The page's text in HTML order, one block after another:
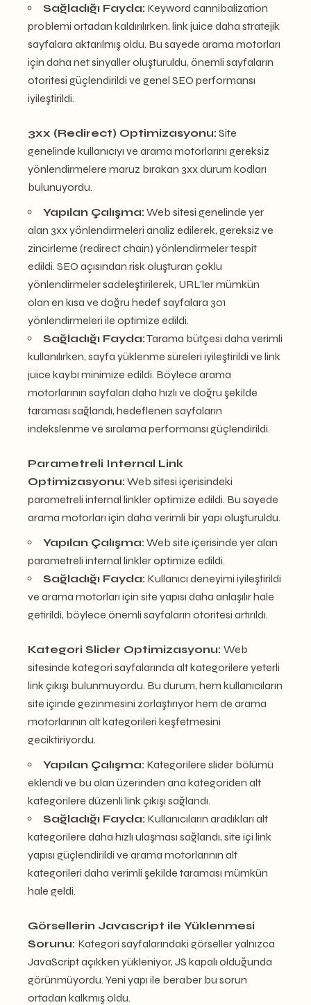
Sağladığı Fayda: Keyword cannibalization
problemi ortadan kaldırılırken, link juice daha stratejik
sayfalara aktarılmış oldu. Bu sayede arama motorları
için daha net sinyaller oluşturuldu, önemli sayfaların
otoritesi güçlendirildi ve genel SEO performansı
iyileştirildi.
3xx (Redirect) Optimizasyonu: Site
genelinde kullanıcıyı ve arama motorlarını gereksiz
yönlendirmelere maruz bırakan 3xx durum kodları
bulunuyordu.
Yapılan Çalışma: Web sitesi genelinde yer
alan 3xx yönlendirmeleri analiz edilerek, gereksiz ve
zincirleme (redirect chain) yönlendirmeler tespit
edildi. SEO açısından risk oluşturan çoklu
yönlendirmeler sadeleştirilerek, URL’ler mümkün
olan en kısa ve doğru hedef sayfalara 301
yönlendirmeleri ile optimize edildi.
Sağladığı Fayda:Tarama bütçesi daha verimli
kullanılırken, sayfa yüklenme süreleri iyileştirildi ve link
juice kaybı minimize edildi. Böylece arama
motorlarının sayfaları daha hızlı ve doğru şekilde
taraması sağlandı, hedeflenen sayfaların
indekslenme ve sıralama performansı güçlendirildi.
Parametreli Internal Link
Optimizasyonu: Web sitesi içerisindeki
parametreli internal linkler optimize edildi. Bu sayede
arama motorları için daha verimli bir yapı oluşturuldu.
Yapılan Çalışma: Web site içerisinde yer alan
parametreli internal linkler optimize edildi.
Sağladığı Fayda: Kullanıcı deneyimi iyileştirildi
ve arama motorları için site yapısı daha anlaşılır hale
getirildi, böylece önemli sayfaların otoritesi artırıldı.
Kategori Slider Optimizasyonu:Web
sitesinde kategori sayfalarında alt kategorilere yeterli
link çıkışı bulunmuyordu. Bu durum, hem kullanıcıların
site içinde gezinmesini zorlaştırıyor hem de arama
motorlarının alt kategorileri keşfetmesini
geciktiriyordu.
Yapılan Çalışma: Kategorilere slider bölümü
eklendi ve bu alan üzerinden ana kategoriden alt
kategorilere düzenli link çıkışı sağlandı.
Sağladığı Fayda: Kullanıcıların aradıkları alt
kategorilere daha hızlı ulaşması sağlandı, site içi link
yapısı güçlendirildi ve arama motorlarının alt
kategorileri daha verimli şekilde taraması mümkün
hale geldi.
Görsellerin Javascript ile Yüklenmesi
Sorunu: Kategori sayfalarındaki görseller yalnızca
JavaScript açıkken yükleniyor, JS kapalı olduğunda
görünmüyordu. Yeni yapı ile beraber bu sorun
ortadan kalkmış oldu.